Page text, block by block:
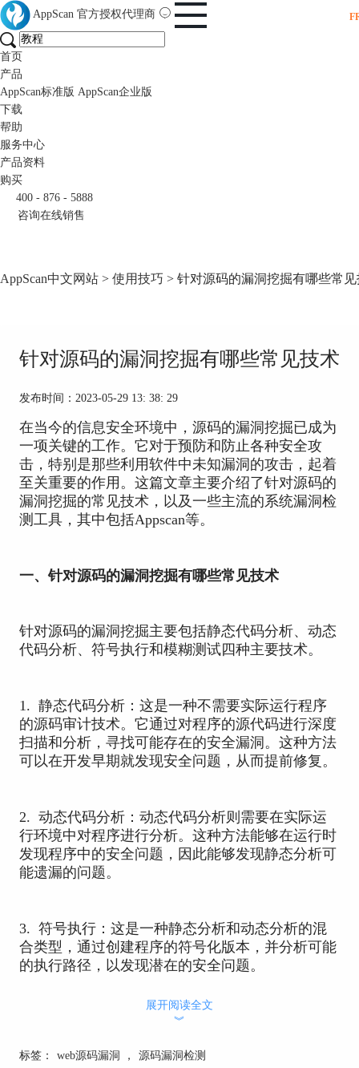
AppScan 官方授权代理商
首页
产品
AppScan标准版 AppScan企业版
下载
帮助
服务中心
产品资料
购买
400 - 876 - 5888
咨询在线销售
AppScan中文网站 > 使用技巧 > 针对源码的漏洞挖掘有哪些常
针对源码的漏洞挖掘有哪些常见技术
发布时间：2023-05-29 13: 38: 29
在当今的信息安全环境中，源码的漏洞挖掘已成为
一项关键的工作。它对于预防和防止各种安全攻
击，特别是那些利用软件中未知漏洞的攻击，起着
至关重要的作用。这篇文章主要介绍了针对源码的
漏洞挖掘的常见技术，以及一些主流的系统漏洞检
测工具，其中包括Appscan等。
一、针对源码的漏洞挖掘有哪些常见技术
针对源码的漏洞挖掘主要包括静态代码分析、动态
代码分析、符号执行和模糊测试四种主要技术。
1. 静态代码分析：这是一种不需要实际运行程序
的源码审计技术。它通过对程序的源代码进行深度
扫描和分析，寻找可能存在的安全漏洞。这种方法
可以在开发早期就发现安全问题，从而提前修复。
2. 动态代码分析：动态代码分析则需要在实际运
行环境中对程序进行分析。这种方法能够在运行时
发现程序中的安全问题，因此能够发现静态分析可
能遗漏的问题。
3. 符号执行：这是一种静态分析和动态分析的混
合类型，通过创建程序的符号化版本，并分析可能
的执行路径，以发现潜在的安全问题。
4. 模糊测试：模糊测试是一种通过向程序输入大
的方法。模糊测试通常与其他检测技术结合使用，
展开阅读全文
︾
标签： web源码漏洞 ， 源码漏洞检测